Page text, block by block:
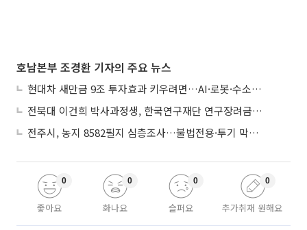
호남본부 조경환 기자의 주요 뉴스
현대차 새만금 9조 투자효과 키우려면…AI·로봇·수소 공공기관 집적화 시급
전북대 이건희 박사과정생, 한국연구재단 연구장려금 선정
전주시, 농지 8582필지 심층조사…불법전용·투기 막는다
좋아요
0
화나요
0
슬퍼요
0
추가취재 원해요
0